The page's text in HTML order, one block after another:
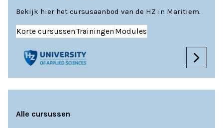
Bekijk hier het cursusaanbod van de HZ in Maritiem.
Korte cursussenTrainingen Modules
Alle cursussen